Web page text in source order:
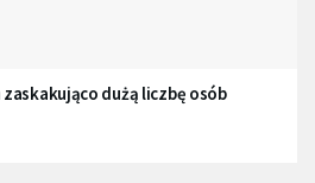
dużą liczbę osób